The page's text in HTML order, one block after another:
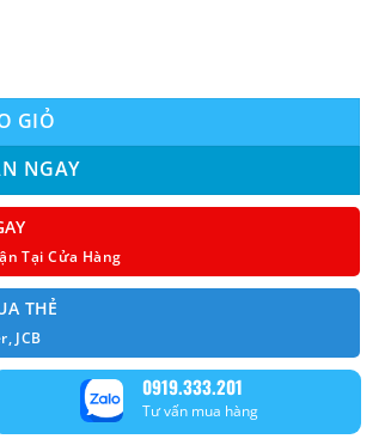
GIỎ
NGAY
Tại Cửa Hàng
THẺ
JCB
0919.333.201
Tư vấn mua hàng